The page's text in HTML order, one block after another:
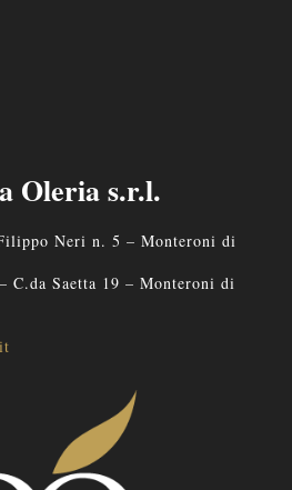
Oleria s.r.l.
Neri n. 5 – Monteroni di
C.da Saetta 19 – Monteroni di